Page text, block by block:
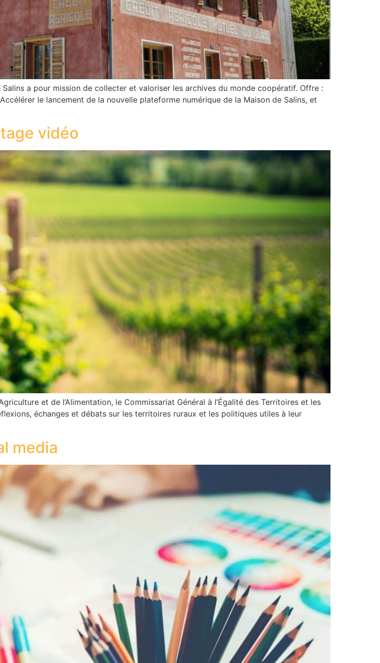
a pour mission de collecter et valoriser les archives du monde coopératif. Offre :
le lancement de la nouvelle plateforme numérique de la Maison de Salins, et
vidéo
et de l’Alimentation, le Commissariat Général à l’Égalité des Territoires et les
échanges et débats sur les territoires ruraux et les politiques utiles à leur
media